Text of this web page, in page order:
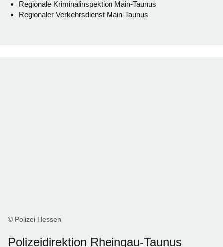
Regionale Kriminalinspektion Main-Taunus
Regionaler Verkehrsdienst Main-Taunus
© Polizei Hessen
Polizeidirektion Rheingau-Taunus